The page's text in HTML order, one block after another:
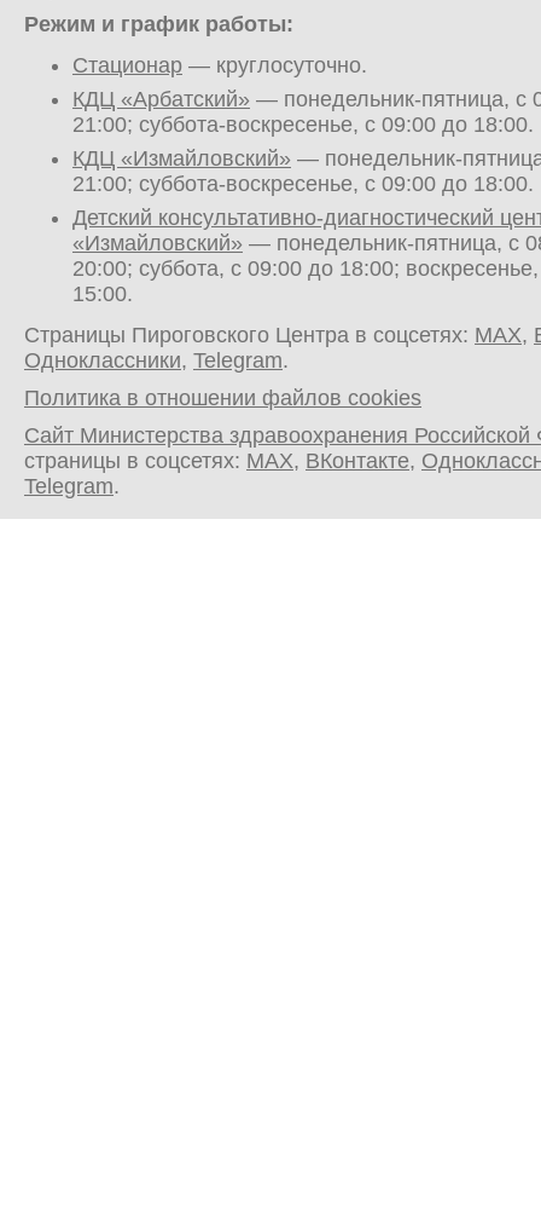
Режим и график работы:
Стационар — круглосуточно.
КДЦ «Арбатский» — понедельник-пятница, с
21:00; суббота-воскресенье, с 09:00 до 18:00.
КДЦ «Измайловский» — понедельник-
21:00; суббота-воскресенье, с 09:00 до 18:00.
Детский консультативно-диагностический
«Измайловский» — понедельник-пятница, с
20:00; суббота, с 09:00 до 18:00;
15:00.
Страницы Пироговского Центра в соцсетях: MAX,
Одноклассники, Telegram.
Политика в отношении файлов cookies
Сайт Министерства здравоохранения
страницы в соцсетях: MAX, ВКонтакте,
Telegram.